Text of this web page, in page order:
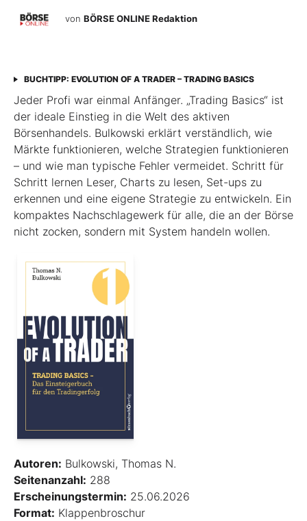
von BÖRSE ONLINE Redaktion
BUCHTIPP: EVOLUTION OF A TRADER – TRADING BASICS
Jeder Profi war einmal Anfänger. „Trading Basics“ ist
der ideale Einstieg in die Welt des aktiven
Börsenhandels. Bulkowski erklärt verständlich, wie
Märkte funktionieren, welche Strategien funktionieren
– und wie man typische Fehler vermeidet. Schritt für
Schritt lernen Leser, Charts zu lesen, Set-ups zu
erkennen und eine eigene Strategie zu entwickeln. Ein
kompaktes Nachschlagewerk für alle, die an der Börse
nicht zocken, sondern mit System handeln wollen.
Autoren: Bulkowski, Thomas N.
Seitenanzahl: 288
Erscheinungstermin: 25.06.2026
Format: Klappenbroschur